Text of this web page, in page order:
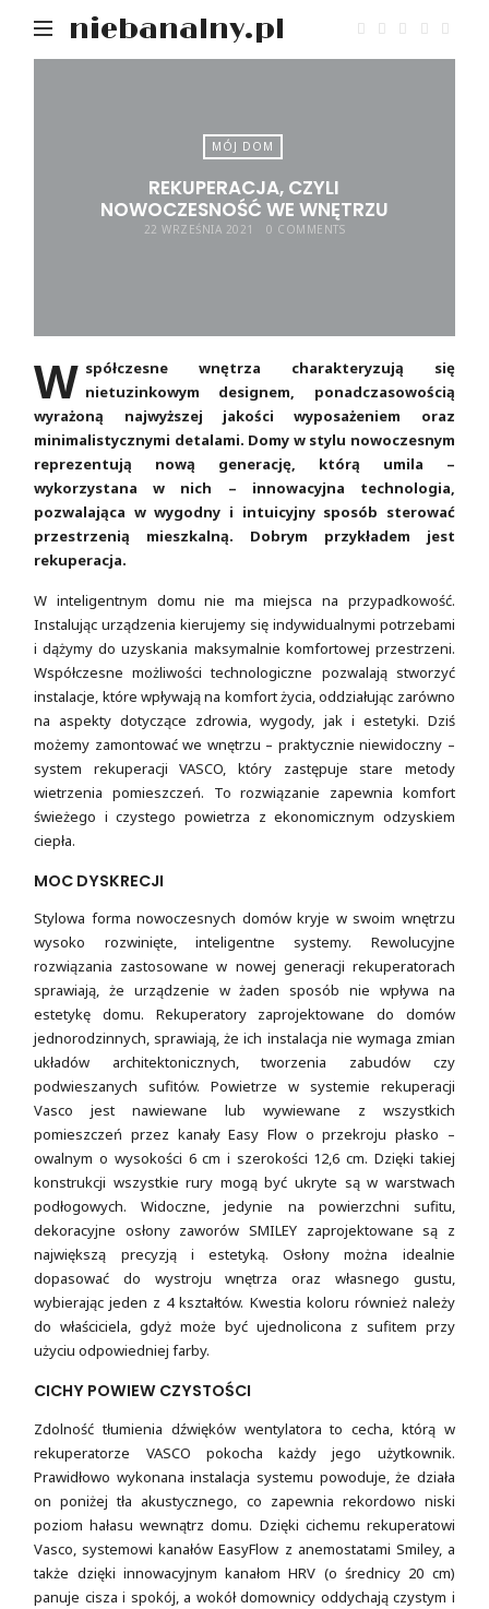
niebanalny.pl
MÓJ DOM
REKUPERACJA, CZYLI
NOWOCZESNOŚĆ WE WNĘTRZU
22 WRZEŚNIA 2021 0 COMMENTS
W spółczesne wnętrza charakteryzują się
nietuzinkowym designem, ponadczasowością
wyrażoną najwyższej jakości wyposażeniem oraz
minimalistycznymi detalami. Domy w stylu nowoczesnym
reprezentują nową generację, którą umila –
wykorzystana w nich – innowacyjna technologia,
pozwalająca w wygodny i intuicyjny sposób sterować
przestrzenią mieszkalną. Dobrym przykładem jest
rekuperacja.
W inteligentnym domu nie ma miejsca na przypadkowość.
Instalując urządzenia kierujemy się indywidualnymi potrzebami
i dążymy do uzyskania maksymalnie komfortowej przestrzeni.
Współczesne możliwości technologiczne pozwalają stworzyć
instalacje, które wpływają na komfort życia, oddziałując zarówno
na aspekty dotyczące zdrowia, wygody, jak i estetyki. Dziś
możemy zamontować we wnętrzu – praktycznie niewidoczny –
system rekuperacji VASCO, który zastępuje stare metody
wietrzenia pomieszczeń. To rozwiązanie zapewnia komfort
świeżego i czystego powietrza z ekonomicznym odzyskiem
ciepła.
MOC DYSKRECJI
Stylowa forma nowoczesnych domów kryje w swoim wnętrzu
wysoko rozwinięte, inteligentne systemy. Rewolucyjne
rozwiązania zastosowane w nowej generacji rekuperatorach
sprawiają, że urządzenie w żaden sposób nie wpływa na
estetykę domu. Rekuperatory zaprojektowane do domów
jednorodzinnych, sprawiają, że ich instalacja nie wymaga zmian
układów architektonicznych, tworzenia zabudów czy
podwieszanych sufitów. Powietrze w systemie rekuperacji
Vasco jest nawiewane lub wywiewane z wszystkich
pomieszczeń przez kanały Easy Flow o przekroju płasko –
owalnym o wysokości 6 cm i szerokości 12,6 cm. Dzięki takiej
konstrukcji wszystkie rury mogą być ukryte są w warstwach
podłogowych. Widoczne, jedynie na powierzchni sufitu,
dekoracyjne osłony zaworów SMILEY zaprojektowane są z
największą precyzją i estetyką. Osłony można idealnie
dopasować do wystroju wnętrza oraz własnego gustu,
wybierając jeden z 4 kształtów. Kwestia koloru również należy
do właściciela, gdyż może być ujednolicona z sufitem przy
użyciu odpowiedniej farby.
CICHY POWIEW CZYSTOŚCI
Zdolność tłumienia dźwięków wentylatora to cecha, którą w
rekuperatorze VASCO pokocha każdy jego użytkownik.
Prawidłowo wykonana instalacja systemu powoduje, że działa
on poniżej tła akustycznego, co zapewnia rekordowo niski
poziom hałasu wewnątrz domu. Dzięki cichemu rekuperatowi
Vasco, systemowi kanałów EasyFlow z anemostatami Smiley, a
także dzięki innowacyjnym kanałom HRV (o średnicy 20 cm)
panuje cisza i spokój, a wokół domownicy oddychają czystym i